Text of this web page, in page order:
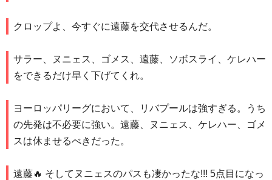
クロップよ、今すぐに遠藤を交代させるんだ。
サラー、ヌニェス、ゴメス、遠藤、ソボスライ、ケレハー
をできるだけ早く下げてくれ。
ヨーロッパリーグにおいて、リバプールは強すぎる。うち
の先発は不必要に強い。遠藤、ヌニェス、ケレハー、ゴメ
スは休ませるべきだった。
遠藤🔥 そしてヌニェスのパスも凄かったな!!! 5点目になっ